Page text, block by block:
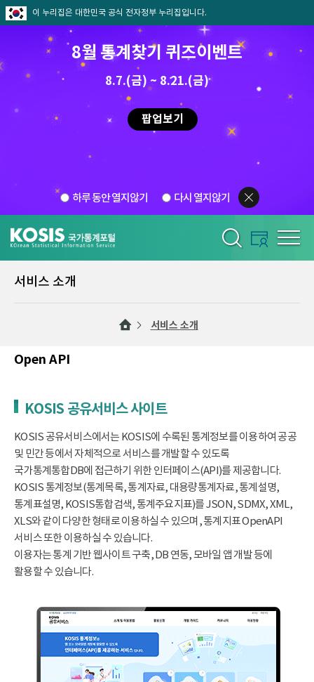
이 누리집은 대한민국 공식 전자정부 누리집입니다.
8월 통계찾기 퀴즈이벤트
8.7.(금) ~ 8.21.(금)
팝업보기
하루 동안 열지않기 다시 열지않기
서비스 소개
서비스 소개
Open API
KOSIS 공유서비스 사이트
KOSIS 공유서비스에서는 KOSIS에 수록된 통계정보를 이용하여 공공
및 민간 등에서 자체적으로 서비스를 개발할 수 있도록
국가통계통합DB에 접근하기 위한 인터페이스(API)를 제공합니다.
KOSIS 통계정보(통계목록, 통계자료, 대용량통계자료, 통계설명,
통계표설명, KOSIS통합검색, 통계주요지표)를 JSON, SDMX, XML,
XLS와 같이 다양한 형태로 이용하실 수 있으며, 통계지표 OpenAPI
서비스 또한 이용하실 수 있습니다.
이용자는 통계 기반 웹사이트 구축, DB 연동, 모바일 앱 개발 등에
활용할 수 있습니다.